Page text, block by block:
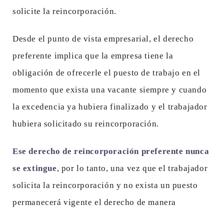
solicite la reincorporación.
Desde el punto de vista empresarial, el derecho
preferente implica que la empresa tiene la
obligación de ofrecerle el puesto de trabajo en el
momento que exista una vacante siempre y cuando
la excedencia ya hubiera finalizado y el trabajador
hubiera solicitado su reincorporación.
Ese derecho de reincorporación preferente nunca
se extingue, por lo tanto, una vez que el trabajador
solicita la reincorporación y no exista un puesto
permanecerá vigente el derecho de manera